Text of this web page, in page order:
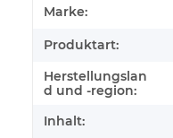
Produkteigenschaft
Wert
Marke:
Produktart:
Herstellungslan
d und -region:
Inhalt: